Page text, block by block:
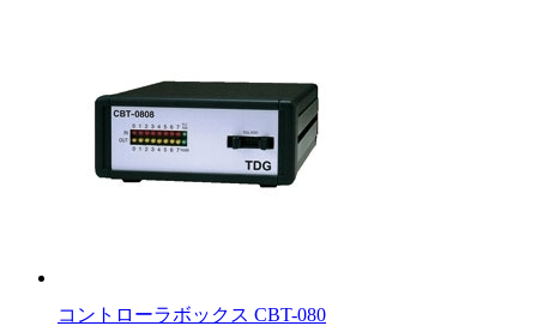
コントローラボックス CBT-080